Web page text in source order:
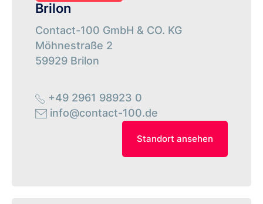
Brilon
Contact-100 GmbH & CO. KG
Möhnestraße 2
59929 Brilon
+49 2961 98923 0
info@contact-100.de
Standort ansehen